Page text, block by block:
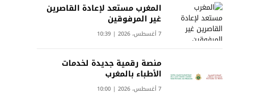
المغرب مستعد لإعادة القاصرين
غير المرفوقين
7 أغسطس، 2026 | 10:39
منصة رقمية جديدة لخدمات
الأطباء بالمغرب
7 أغسطس، 2026 | 10:00